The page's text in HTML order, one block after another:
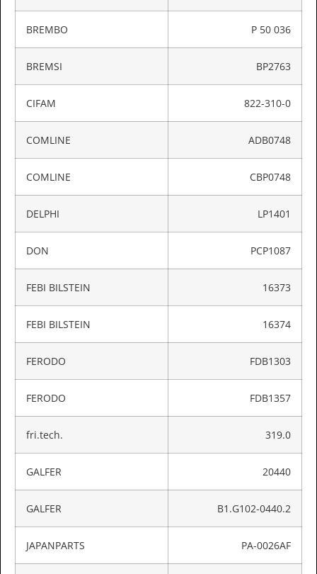
BREMBO P 50 036
BREMSI BP2763
CIFAM 822-310-0
COMLINE ADB0748
COMLINE CBP0748
DELPHI LP1401
DON PCP1087
FEBI BILSTEIN 16373
FEBI BILSTEIN 16374
FERODO FDB1303
FERODO FDB1357
fri.tech. 319.0
GALFER 20440
GALFER B1.G102-0440.2
JAPANPARTS PA-0026AF